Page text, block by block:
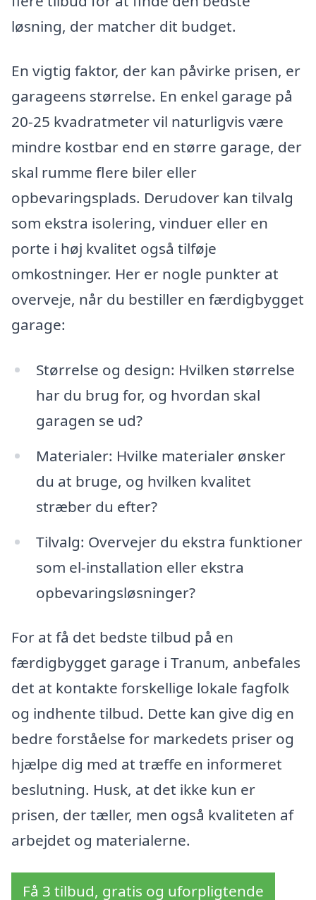
løsning, der matcher dit budget.
En vigtig faktor, der kan påvirke prisen, er
garageens størrelse. En enkel garage på
20-25 kvadratmeter vil naturligvis være
mindre kostbar end en større garage, der
skal rumme flere biler eller
opbevaringsplads. Derudover kan tilvalg
som ekstra isolering, vinduer eller en
porte i høj kvalitet også tilføje
omkostninger. Her er nogle punkter at
overveje, når du bestiller en færdigbygget
garage:
Størrelse og design: Hvilken størrelse
har du brug for, og hvordan skal
garagen se ud?
Materialer: Hvilke materialer ønsker
du at bruge, og hvilken kvalitet
stræber du efter?
Tilvalg: Overvejer du ekstra funktioner
som el-installation eller ekstra
opbevaringsløsninger?
For at få det bedste tilbud på en
færdigbygget garage i Tranum, anbefales
det at kontakte forskellige lokale fagfolk
og indhente tilbud. Dette kan give dig en
bedre forståelse for markedets priser og
hjælpe dig med at træffe en informeret
beslutning. Husk, at det ikke kun er
prisen, der tæller, men også kvaliteten af
arbejdet og materialerne.
Få 3 tilbud, gratis og uforpligtende